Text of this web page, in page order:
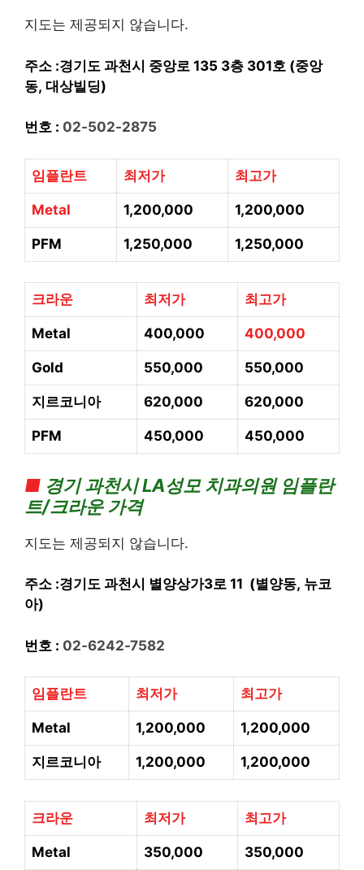
지도는 제공되지 않습니다.
주소 :경기도 과천시 중앙로 135 3층 301호 (중앙
동, 대상빌딩)
번호 : 02-502-2875
임플란트 최저가 최고가
Metal 1,200,000 1,200,000
PFM 1,250,000 1,250,000
크라운 최저가 최고가
Metal 400,000 400,000
Gold 550,000 550,000
지르코니아 620,000 620,000
PFM 450,000 450,000
■ 경기 과천시 LA성모 치과의원 임플란
트/크라운 가격
지도는 제공되지 않습니다.
주소 :경기도 과천시 별양상가3로 11 (별양동, 뉴코
아)
번호 : 02-6242-7582
임플란트 최저가 최고가
Metal 1,200,000 1,200,000
지르코니아 1,200,000 1,200,000
크라운 최저가 최고가
Metal 350,000 350,000